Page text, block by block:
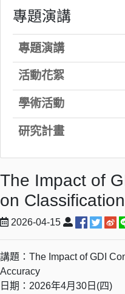
專題演講
專題演講
活動花絮
學術活動
研究計畫
The Impact of
on
2026-04-15
講題：The Impact of GDI
Accuracy
日期：2026年4月30日(四)